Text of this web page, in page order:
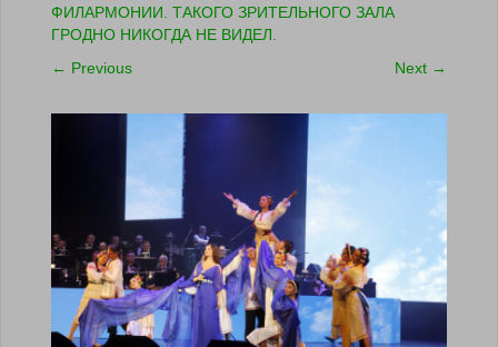
ФИЛАРМОНИИ. ТАКОГО ЗРИТЕЛЬНОГО ЗАЛА
ГРОДНО НИКОГДА НЕ ВИДЕЛ.
← Previous Next →